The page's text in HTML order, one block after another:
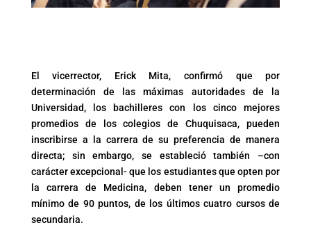
El vicerrector, Erick Mita, confirmó que por
determinación de las máximas autoridades de la
Universidad, los bachilleres con los cinco mejores
promedios de los colegios de Chuquisaca, pueden
inscribirse a la carrera de su preferencia de manera
directa; sin embargo, se estableció también –con
carácter excepcional- que los estudiantes que opten por
la carrera de Medicina, deben tener un promedio
mínimo de 90 puntos, de los últimos cuatro cursos de
secundaria.